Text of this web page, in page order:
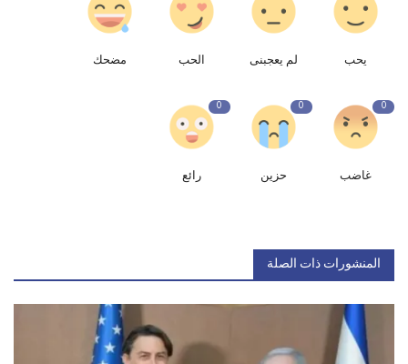
يحب لم يعجبنى الحب مضحك
0
غاضب
0
حزين
0
رائع
المنشورات ذات الصلة